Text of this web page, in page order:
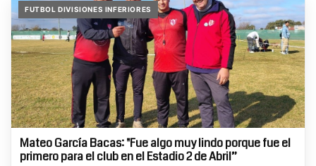
FUTBOL DIVISIONES INFERIORES
Mateo García Bacas: "Fue algo muy lindo porque fue el
primero para el club en el Estadio 2 de Abril”